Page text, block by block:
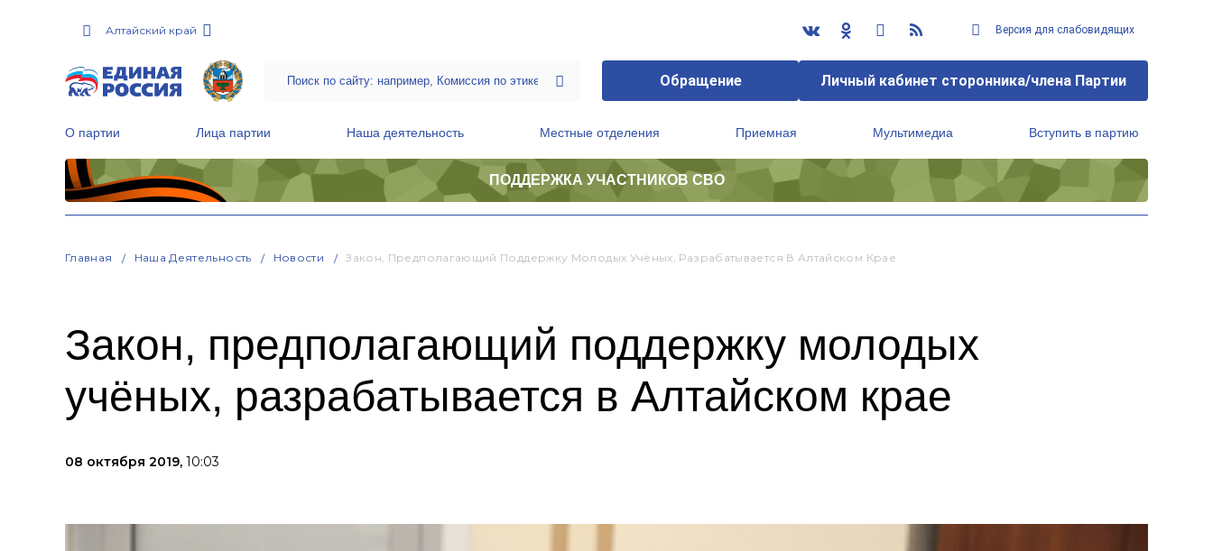
Алтайский край Версия для слабовидящих
Обращение Личный кабинет сторонника/члена Партии
О партии Лица партии Наша деятельность Местные отделения Приемная Мультимедиа Вступить в партию
ПОДДЕРЖКА УЧАСТНИКОВ СВО
Главная Наша Деятельность Новости Закон, Предполагающий Поддержку Молодых Учёных, Разрабатывается В Алтайском Крае
Закон, предполагающий поддержку молодых
учёных, разрабатывается в Алтайском крае
08 октября 2019, 10:03